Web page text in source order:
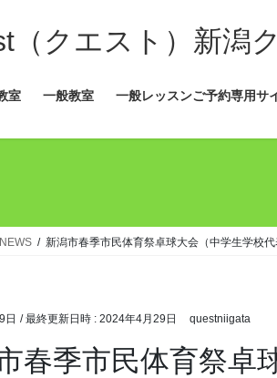
（クエスト）新潟
室 一般教室 一般レッスンご予約専用サ
NEWS 新潟市春季市民体育祭卓球大会（中学生学校
日 / 最終更新日時 : 2024年4月29日 questniigata
春季市民体育祭卓